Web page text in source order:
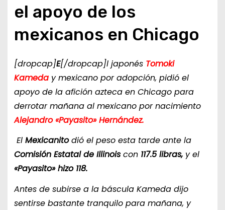
el apoyo de los
mexicanos en Chicago
[dropcap]E[/dropcap]l japonés Tomoki
Kameday mexicano por adopción, pidió el
apoyo de la afición azteca en Chicago para
derrotar mañana al mexicano por nacimiento
Alejandro «Payasito» Hernández.
El Mexicanitodió el peso esta tarde ante la
Comisión Estatal de Illinoiscon 117.5 libras,y el
«Payasito» hizo 118.
Antes de subirse a la báscula Kameda dijo
sentirse bastante tranquilo para mañana, y